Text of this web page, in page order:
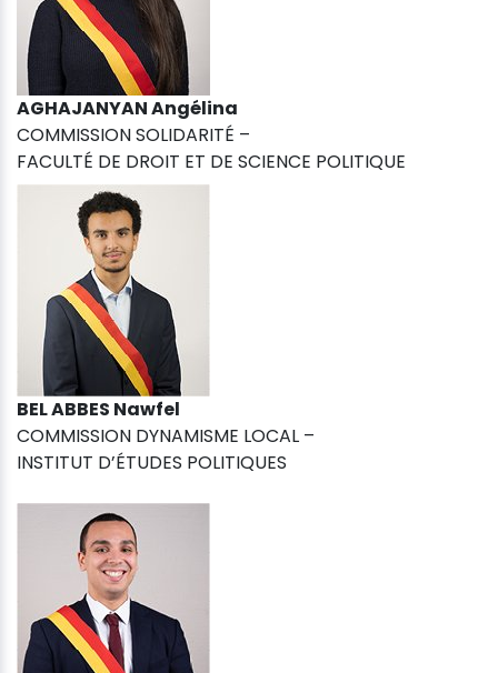
AGHAJANYAN Angélina
COMMISSION SOLIDARITÉ –
FACULTÉ DE DROIT ET DE SCIENCE POLITIQUE
BEL ABBES Nawfel
COMMISSION DYNAMISME LOCAL –
INSTITUT D’ÉTUDES POLITIQUES